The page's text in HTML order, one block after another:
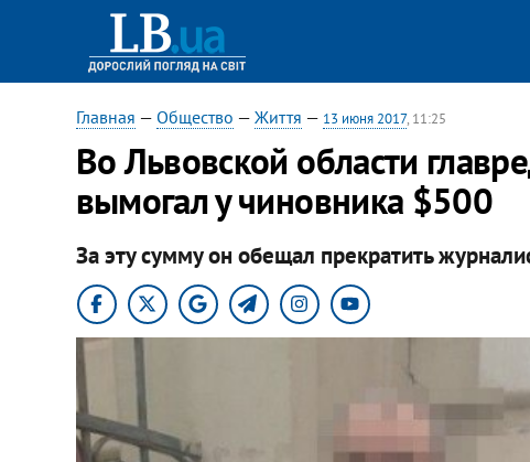
Главная — Общество — Життя — 13 июня 2017, 11:25
Во Львовской области
вымогал у чиновника $500
За эту сумму он обещал прекратить